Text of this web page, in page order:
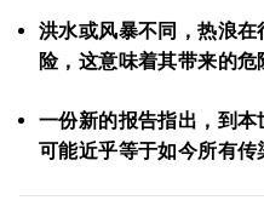
洪水或风暴不同，热浪
险，这意味着其带来的危
一份新的报告指出，到
可能近乎等于如今所有传